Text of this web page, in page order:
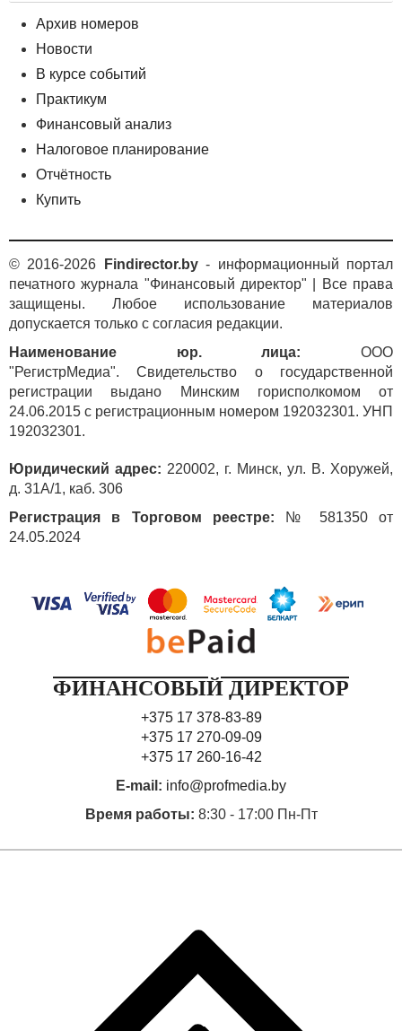
Архив номеров
Новости
В курсе событий
Практикум
Финансовый анализ
Налоговое планирование
Отчётность
Купить
© 2016-2026 Findirector.by- информационный портал
печатного журнала "Финансовый директор" | Все права
защищены. Любое использование материалов
допускается только с согласия редакции.
Наименование юр. лица: ООО
"РегистрМедиа". Свидетельство о государственной
регистрации выдано Минским горисполкомом от
24.06.2015 с регистрационным номером 192032301. УНП
192032301.
Юридический адрес: 220002, г. Минск, ул. В. Хоружей,
д. 31А/1, каб. 306
Регистрация в Торговом реестре: № 581350 от
24.05.2024
ФИНАНСОВЫЙ ДИРЕКТОР
+375 17 378-83-89
+375 17 270-09-09
+375 17 260-16-42
E-mail: info@profmedia.by
Время работы: 8:30 - 17:00 Пн-Пт